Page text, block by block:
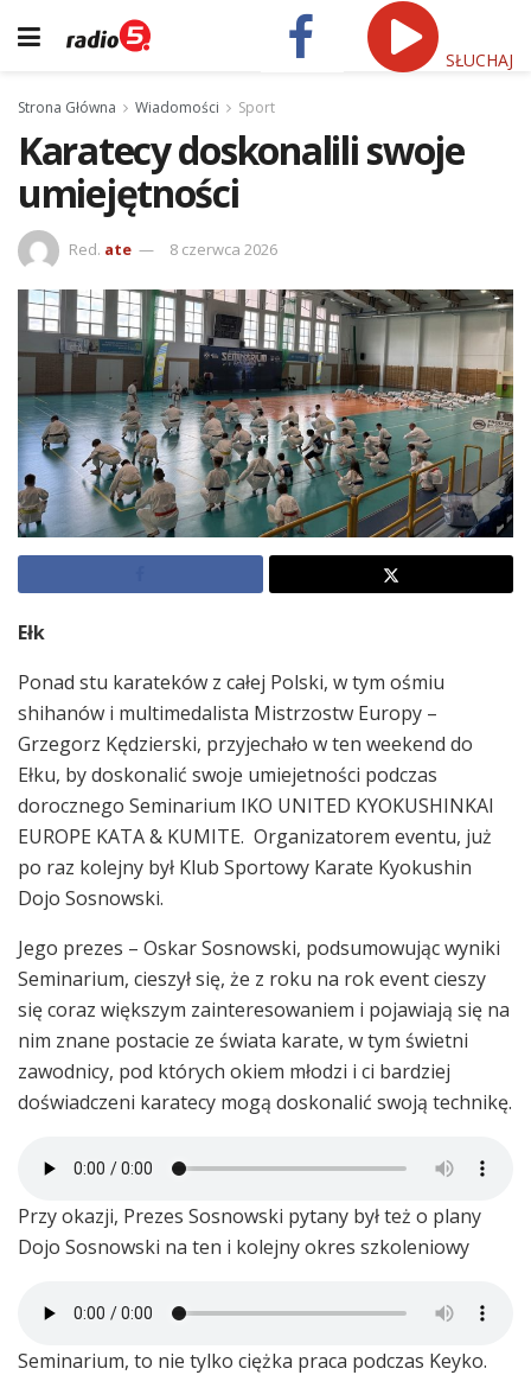
SŁUCHAJ
Strona Główna Wiadomości Sport
Karatecy doskonalili swoje
umiejętności
Red. ate 8 czerwca 2026
Ełk
Ponad stu karateków z całej Polski, w tym ośmiu
shihanów i multimedalista Mistrzostw Europy –
Grzegorz Kędzierski, przyjechało w ten weekend do
Ełku, by doskonalić swoje umiejetności podczas
dorocznego Seminarium IKO UNITED KYOKUSHINKAI
EUROPE KATA & KUMITE. Organizatorem eventu, już
po raz kolejny był Klub Sportowy Karate Kyokushin
Dojo Sosnowski.
Jego prezes – Oskar Sosnowski, podsumowując wyniki
Seminarium, cieszył się, że z roku na rok event cieszy
się coraz większym zainteresowaniem i pojawiają się na
nim znane postacie ze świata karate, w tym świetni
zawodnicy, pod których okiem młodzi i ci bardziej
doświadczeni karatecy mogą doskonalić swoją technikę.
Przy okazji, Prezes Sosnowski pytany był też o plany
Dojo Sosnowski na ten i kolejny okres szkoleniowy
Seminarium, to nie tylko ciężka praca podczas Keyko.